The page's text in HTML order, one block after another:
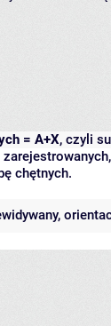
= A+X, czyli
chętnych.